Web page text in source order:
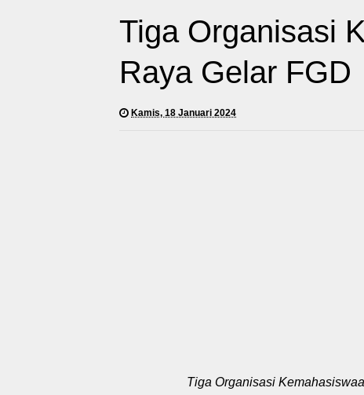
Tiga Organisasi
Raya Gelar FGD
Kamis, 18 Januari 2024
Tiga Organisasi